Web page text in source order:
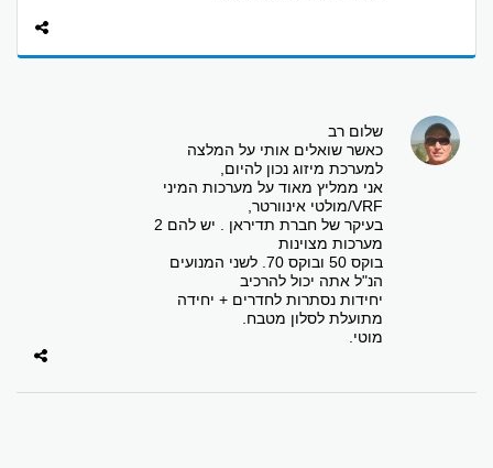
שלום רב
כאשר שואלים אותי על המלצה
למערכת מיזוג נכון להיום,
אני ממליץ מאוד על מערכות המיני
VRF/מולטי אינוורטר,
בעיקר של חברת תדיראן . יש להם 2
מערכות מצוינות
בוקס 50 ובוקס 70. לשני המנועים
הנ"ל אתה יכול להרכיב
יחידות נסתרות לחדרים + יחידה
מתועלת לסלון מטבח.
מוטי.